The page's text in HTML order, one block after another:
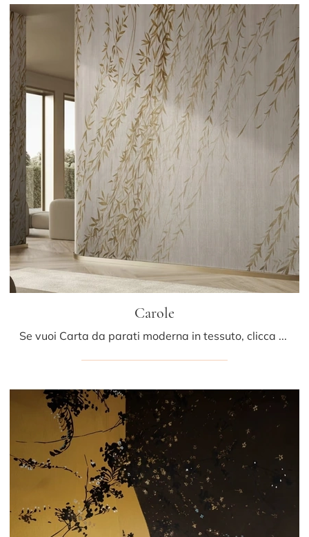
Carole
Se vuoi Carta da parati moderna in tessuto, clicca e scopri di più sulle diverse soluzioni di Glamora come il modello Carole.